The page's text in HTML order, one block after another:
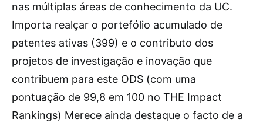
nas múltiplas áreas de conhecimento da UC.
Importa realçar o portefólio acumulado de
patentes ativas (399) e o contributo dos
projetos de investigação e inovação que
contribuem para este ODS (com uma
pontuação de 99,8 em 100 no THE Impact
Rankings) Merece ainda destaque o facto de a